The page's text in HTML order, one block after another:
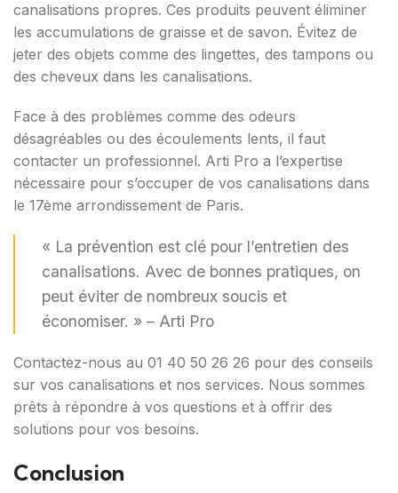
canalisations propres. Ces produits peuvent éliminer
les accumulations de graisse et de savon. Évitez de
jeter des objets comme des lingettes, des tampons ou
des cheveux dans les canalisations.
Face à des problèmes comme des odeurs
désagréables ou des écoulements lents, il faut
contacter un professionnel. Arti Pro a l’expertise
nécessaire pour s’occuper de vos canalisations dans
le 17ème arrondissement de Paris.
« La prévention est clé pour l’entretien des
canalisations. Avec de bonnes pratiques, on
peut éviter de nombreux soucis et
économiser. » – Arti Pro
Contactez-nous au 01 40 50 26 26 pour des conseils
sur vos canalisations et nos services. Nous sommes
prêts à répondre à vos questions et à offrir des
solutions pour vos besoins.
Conclusion